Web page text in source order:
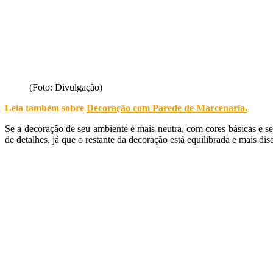
(Foto: Divulgação)
Leia também sobre Decoração com Parede de Marcenaria.
Se a decoração de seu ambiente é mais neutra, com cores básicas
de detalhes, já que o restante da decoração está equilibrada e mais